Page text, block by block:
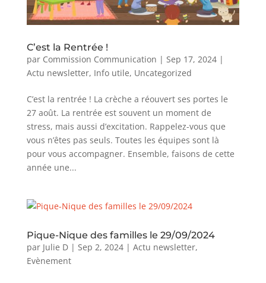
C’est la Rentrée !
par Commission Communication | Sep 17, 2024|
Actu newsletter, Info utile, Uncategorized
C’est la rentrée ! La crèche a réouvert ses portes le
27 août. La rentrée est souvent un moment de
stress, mais aussi d’excitation. Rappelez-vous que
vous n’êtes pas seuls. Toutes les équipes sont là
pour vous accompagner. Ensemble, faisons de cette
année une...
Pique-Nique des familles le 29/09/2024
par Julie D| Sep 2, 2024| Actu newsletter,
Evènement